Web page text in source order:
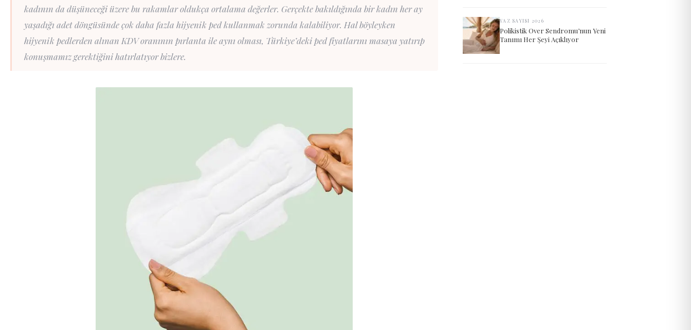
kadının da düşüneceği üzere bu rakamlar oldukça ortalama değerler. Gerçekte bakıldığında bir kadın her ay
yaşadığı adet döngüsünde çok daha fazla hijyenik ped kullanmak zorunda kalabiliyor. Hal böyleyken
hijyenik pedlerden alınan KDV oranının pırlanta ile aynı olması, Türkiye’deki ped fiyatlarını masaya yatırıp
konuşmamız gerektiğini hatırlatıyor bizlere.
YAZ SAYISI 2026
Polikistik Over Sendromu’nun Yeni
Tanımı Her Şeyi Açıklıyor